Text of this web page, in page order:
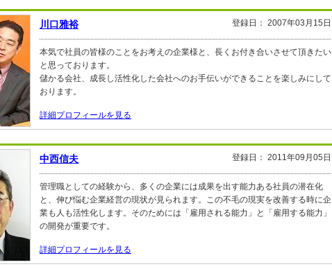
川口雅裕 登録日： 2007年03月15日
本気で社員の皆様のことをお考えの企業様と、長くお付き合いさせて頂きたい
と思っております。
儲かる会社、成長し活性化した会社へのお手伝いができることを楽しみにして
おります。
詳細プロフィールを見る
中西信夫 登録日： 2011年09月05日
管理職としての経験から、多くの企業には成果を出す能力ある社員の潜在化
と、伸び悩む企業経営の現状が見られます。この不毛の現実を改善する時に企
業も人も活性化します。そのためには「雇用される能力」と「雇用する能力」
の開発が重要です。
詳細プロフィールを見る